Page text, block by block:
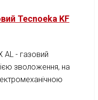
Tecnoeka KF
AL - газовий
зволоження, на